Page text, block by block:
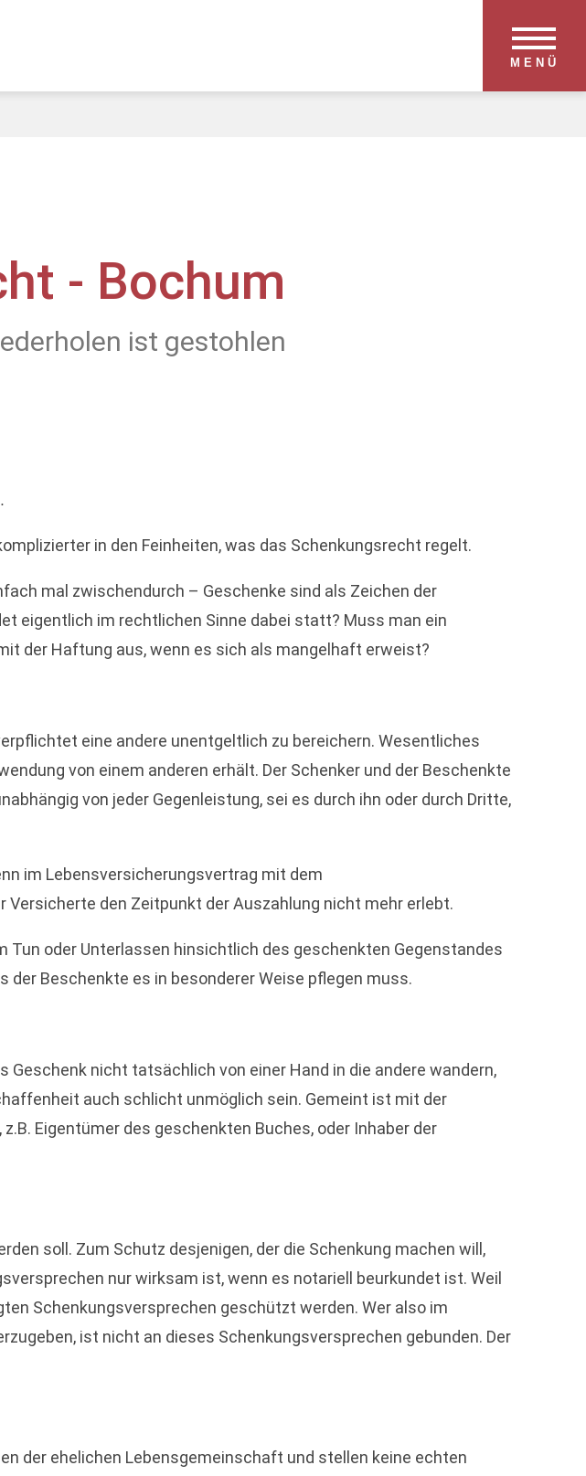
MENÜ
- Bochum
ist gestohlen
in den Feinheiten, was das Schenkungsrecht regelt.
mal zwischendurch – Geschenke sind als Zeichen der
eigentlich im rechtlichen Sinne dabei statt? Muss man ein
der Haftung aus, wenn es sich als mangelhaft erweist?
eine andere unentgeltlich zu bereichern. Wesentliches
von einem anderen erhält. Der Schenker und der Beschenkte
von jeder Gegenleistung, sei es durch ihn oder durch Dritte,
im Lebensversicherungsvertrag mit dem
den Zeitpunkt der Auszahlung nicht mehr erlebt.
Tun oder Unterlassen hinsichtlich des geschenkten Gegenstandes
Beschenkte es in besonderer Weise pflegen muss.
nicht tatsächlich von einer Hand in die andere wandern,
auch schlicht unmöglich sein. Gemeint ist mit der
Eigentümer des geschenkten Buches, oder Inhaber der
soll. Zum Schutz desjenigen, der die Schenkung machen will,
nur wirksam ist, wenn es notariell beurkundet ist. Weil
Schenkungsversprechen geschützt werden. Wer also im
ist nicht an dieses Schenkungsversprechen gebunden. Der
der ehelichen Lebensgemeinschaft und stellen keine echten